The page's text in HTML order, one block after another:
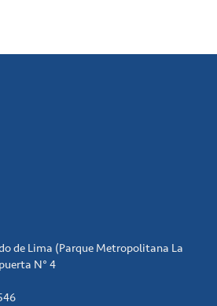
de Lima (Parque Metropolitana La
N° 4